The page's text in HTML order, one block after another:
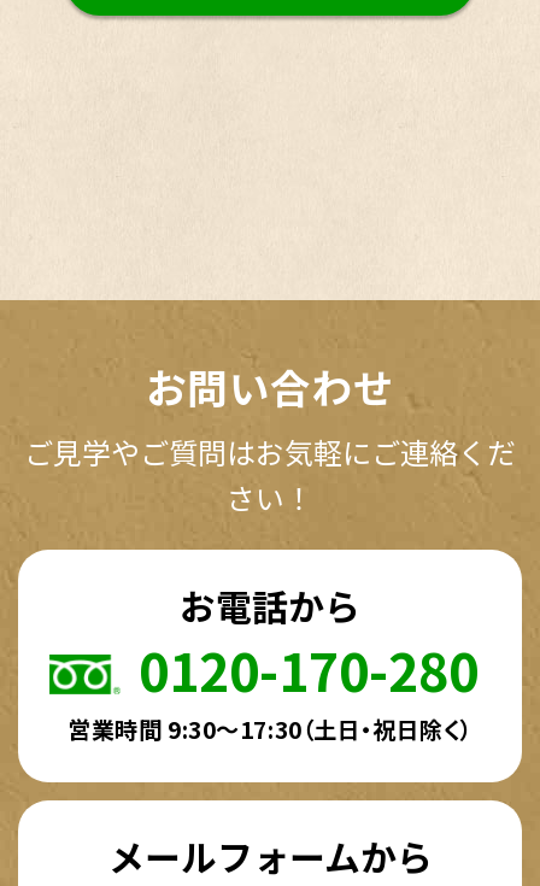
お問い合わせ
ご見学やご質問はお気軽にご連絡くだ
さい！
お電話から
0120-170-280
営業時間 9:30～17:30（土日・祝日除く）
メールフォームから